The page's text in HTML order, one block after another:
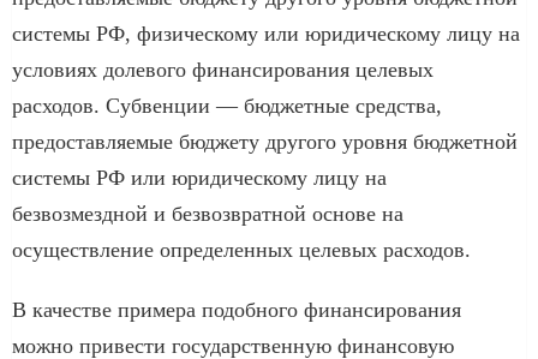
системы РФ, физическому или юридическому лицу на
условиях долевого финансирования целевых
расходов. Субвенции — бюджетные средства,
предоставляемые бюджету другого уровня бюджетной
системы РФ или юридическому лицу на
безвозмездной и безвозвратной основе на
осуществление определенных целевых расходов.
В качестве примера подобного финансирования
можно привести государственную финансовую